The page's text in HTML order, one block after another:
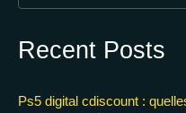
Recent Posts
Ps5 digital cdiscount :